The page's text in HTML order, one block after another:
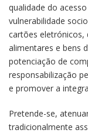
qualidade do
vulnerabilidade
cartões eletrónicos,
alimentares e bens
potenciação de
responsabilização
e promover a
Pretende-se,
tradicionalmente